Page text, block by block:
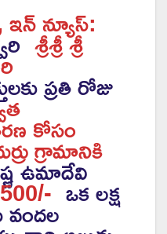
న్యూస్:
శ్రీశ్రీ శ్రీ
ప్రతి రోజు
కోసం
గ్రామానికి
ఉమాదేవిఒక లక్ష
వందల